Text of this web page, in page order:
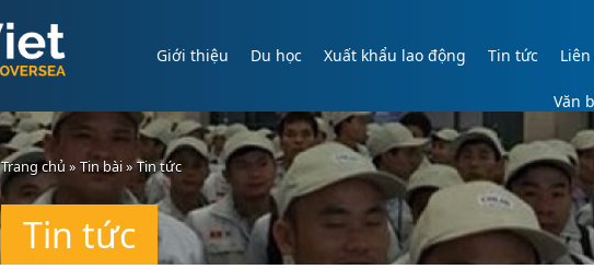
Giới thiệu Du học Xuất khẩu lao động Tin tức
Văn
Trang chủ » Tin bài»Tin tức
Tin tức